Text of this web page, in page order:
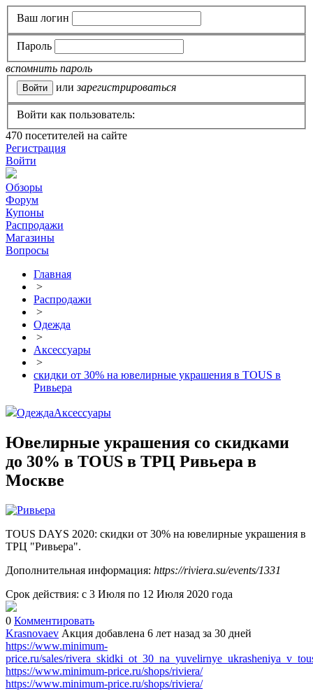
Ваш логин
Пароль
вспомнить пароль
или зарегистрироваться
Войти как пользователь:
470 посетителей на сайте
Регистрация
Войти
Обзоры
Форум
Купоны
Распродажи
Магазины
Вопросы
Главная
>
Распродажи
>
Одежда
>
Аксессуары
>
скидки от 30% на ювелирные украшения в TOUS в
Ривьера
ОдеждаАксессуары
Ювелирные украшения со скидками
до 30% в TOUS в ТРЦ Ривьера в
Москве
TOUS DAYS 2020: скидки от 30% на ювелирные украшения в
ТРЦ "Ривьера".
Дополнительная информация: https://riviera.su/events/1331
Срок действия: с 3 Июля по 12 Июля 2020 года
0 Комментировать
Krasnovaev Акция добавлена 6 лет назад за 30 дней
https://www.minimum-
price.ru/sales/
https://www.minimum-price.ru/shops/riviera/
https://www.minimum-price.ru/shops/riviera/